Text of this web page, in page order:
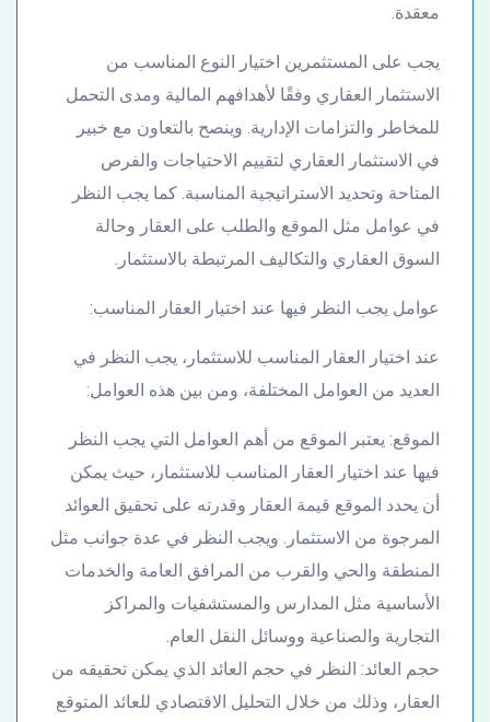
معقدة.
يجب على المستثمرين اختيار النوع المناسب من
الاستثمار العقاري وفقًا لأهدافهم المالية ومدى التحمل
للمخاطر والتزامات الإدارية. وينصح بالتعاون مع خبير
في الاستثمار العقاري لتقييم الاحتياجات والفرص
المتاحة وتحديد الاستراتيجية المناسبة. كما يجب النظر
في عوامل مثل الموقع والطلب على العقار وحالة
السوق العقاري والتكاليف المرتبطة بالاستثمار.
عوامل يجب النظر فيها عند اختيار العقار المناسب:
عند اختيار العقار المناسب للاستثمار، يجب النظر في
العديد من العوامل المختلفة، ومن بين هذه العوامل:
الموقع: يعتبر الموقع من أهم العوامل التي يجب النظر
فيها عند اختيار العقار المناسب للاستثمار، حيث يمكن
أن يحدد الموقع قيمة العقار وقدرته على تحقيق العوائد
المرجوة من الاستثمار. ويجب النظر في عدة جوانب مثل
المنطقة والحي والقرب من المرافق العامة والخدمات
الأساسية مثل المدارس والمستشفيات والمراكز
التجارية والصناعية ووسائل النقل العام.
حجم العائد: النظر في حجم العائد الذي يمكن تحقيقه من
العقار، وذلك من خلال التحليل الاقتصادي للعائد المتوقع